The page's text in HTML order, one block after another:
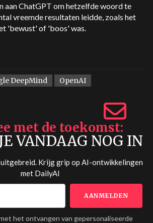
aan ChatGPT om hetzelfde woord te
vreemde resultaten leidde, zoals het
'bewust' of 'boos' was.
DeepMind OpenAI
met de toekomst
VANDAAG NOG IN
Krijg grip op AI-ontwikkelingen
met DailyAI
het ontvangen van gepersonaliseerde